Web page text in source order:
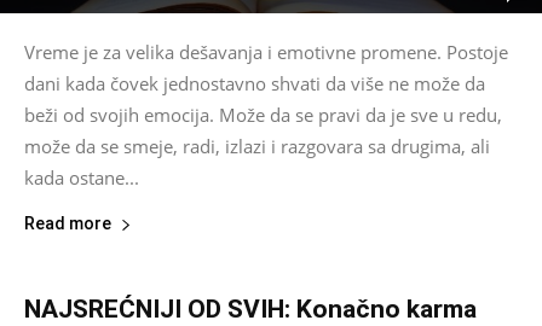
Vreme je za velika dešavanja i emotivne promene. Postoje
dani kada čovek jednostavno shvati da više ne može da
beži od svojih emocija. Može da se pravi da je sve u redu,
može da se smeje, radi, izlazi i razgovara sa drugima, ali
kada ostane...
Read more
NAJSREĆNIJI OD SVIH: Konačno karma